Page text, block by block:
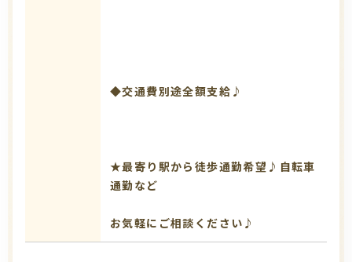
◆交通費別途全額支給♪
★最寄り駅から徒歩通勤希望♪自転車
通勤など
お気軽にご相談ください♪